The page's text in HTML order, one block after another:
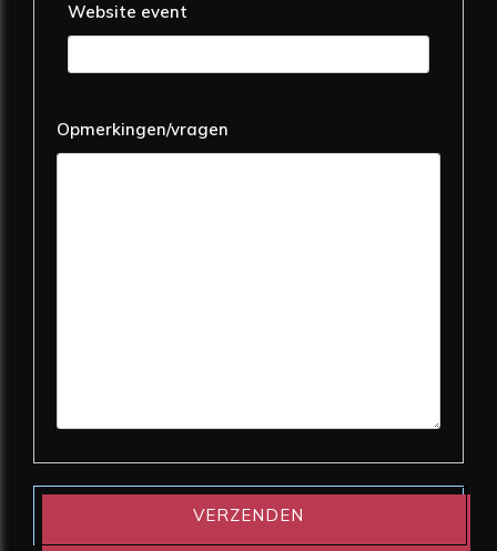
Website event
Opmerkingen/vragen
VERZENDEN